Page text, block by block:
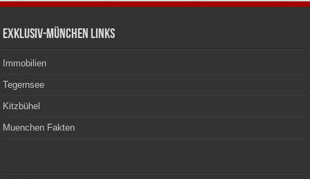
Exklusiv-München Links
Immobilien
Tegernsee
Kitzbühel
Muenchen Fakten